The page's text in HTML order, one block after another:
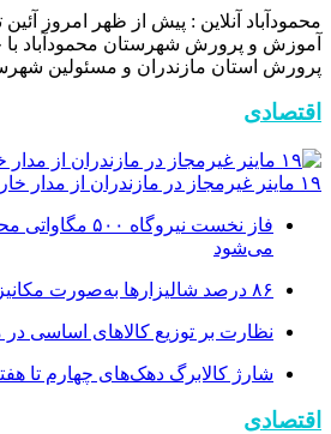
محمودآباد آنلاین : پیش از ظهر امروز
آموزش و پرورش شهرستان محمودآباد
پرورش استان مازندران و مسئولین
اقتصادی
۱۹ ماینر غیرمجاز در مازندران از مدار خارج شد
فاز نخست نیروگاه
می‌شود
۸۶ درصد شالیزارها به‌صورت مکانیزه نشاءکاری می‌شوند
نظارت بر توزیع کالا‌های اساسی در
شارژ کالابرگ دهک‌های چهارم تا هفتم از ۲۰
اقتصادی